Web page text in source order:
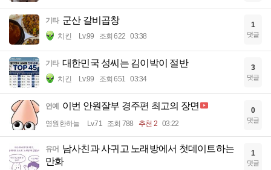
기타 군산 갈비곱창
치킨 Lv.99 조회 622 03:38
1
댓글
기타 대한민국 성씨는 김이박이 절반
치킨 Lv.99 조회 651 03:34
3
댓글
연예 이번 안원잘부 경주편 최고의 장면
영원한하늘 Lv.71 조회 788 추천 2 03:22
0
댓글
유머 남사친과 사귀고 노래방에서 첫데이트하는
만화
1
댓글